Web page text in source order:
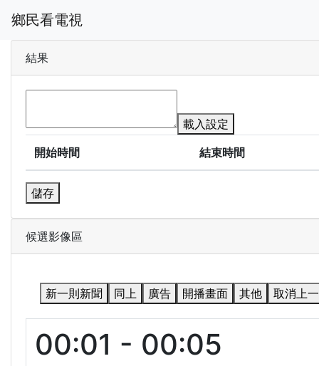
鄉民看電視
結果
載入設定
開始時間
結束時間
儲存
候選影像區
新一則新聞 同上 廣告 開播畫面 其他 取消上
00:01 - 00:05